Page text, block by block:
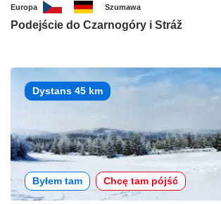
Europa Szumawa
Podejście do Czarnogóry i Stráž
Dystans 45 km
Byłem tam Chcę tam pójść